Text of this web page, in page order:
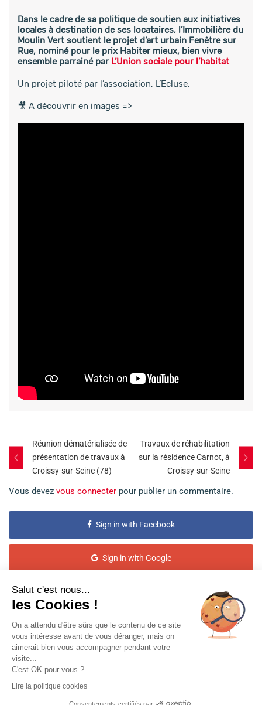
Dans le cadre de sa politique de soutien aux initiatives
locales à destination de ses locataires, l’Immobilière du
Moulin Vert soutient le projet d’art urbain Fenêtre sur
Rue, nominé pour le prix Habiter mieux, bien vivre
ensemble parrainé par L’Union sociale pour l’habitat
Un projet piloté par l’association, L’Ecluse.
🎥 A découvrir en images =>
Post
navigation
Réunion dématérialisée de
présentation de travaux à
Croissy-sur-Seine (78)
Travaux de réhabilitation
sur la résidence Carnot, à
Croissy-sur-Seine
Vous devez vous connecter pour publier un commentaire.
Sign in with Facebook
Sign in with Google
Salut c'est nous...
les Cookies !
On a attendu d'être sûrs que le contenu de ce site
vous intéresse avant de vous déranger, mais on
aimerait bien vous accompagner pendant votre
visite...
C'est OK pour vous ?
Lire la politique cookies
Consentements certifiés par